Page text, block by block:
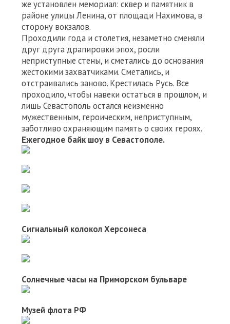
же установлен мемориал: сквер и памятник в
районе улицы Ленина, от площади Нахимова, в
сторону вокзалов.
Проходили года и столетия, незаметно сменяли
друг друга драпировки эпох, росли
неприступные стены, и сметались до основания
жестокими захватчиками. Сметались, и
отстраивались заново. Крестилась Русь. Все
проходило, чтобы навеки остаться в прошлом, и
лишь Севастополь остался неизменно
мужественным, героическим, неприступным,
заботливо охраняющим память о своих героях.
Ежегодное байк шоу в Севастополе.
Сигнальный колокол Херсонеса
Солнечные часы на Приморском бульваре
Музей флота РФ